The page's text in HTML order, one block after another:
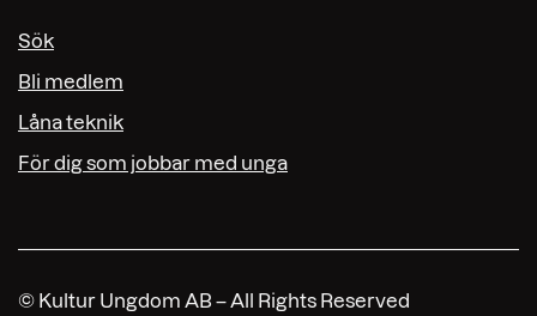
Sök
Bli medlem
Låna teknik
För dig som jobbar med unga
© Kultur Ungdom AB – All Rights Reserved